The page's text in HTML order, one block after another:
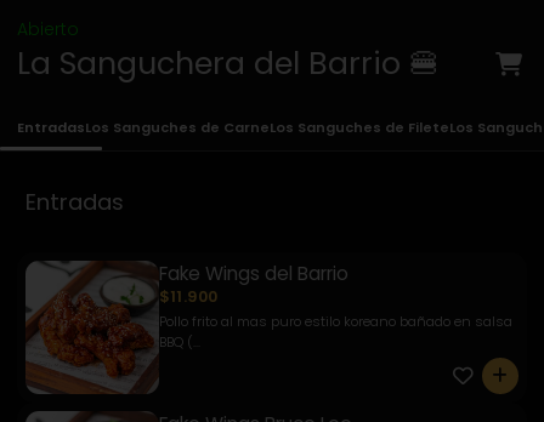
Abierto
La Sanguchera del Barrio 🍔
EntradasLos Sanguches de CarneLos Sanguches de FileteLos
Entradas
Fake Wings del Barrio
$11.900
Pollo frito al mas puro estilo koreano bañado en salsa
BBQ (...
0